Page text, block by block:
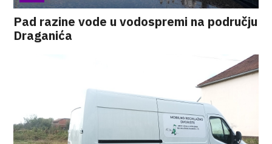
Pad razine vode u vodospremi na području
Draganića